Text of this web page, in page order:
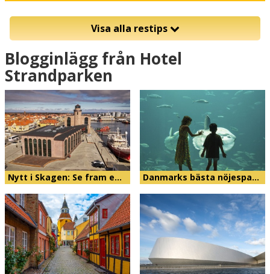
Visa alla restips
Blogginlägg från Hotel
Strandparken
Nytt i Skagen: Se fram e… Danmarks bästa nöjespa…